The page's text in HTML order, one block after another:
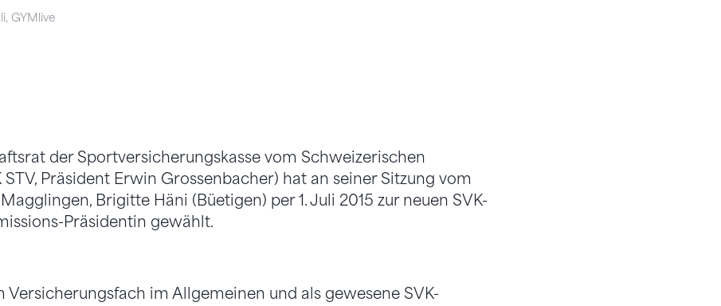
GYMlive
der Sportversicherungskasse vom Schweizerischen
STV, Präsident Erwin Grossenbacher) hat an seiner Sitzung vom
Brigitte Häni (Büetigen) per 1. Juli 2015 zur neuen SVK-
Präsidentin gewählt.
Versicherungsfach im Allgemeinen und als gewesene SVK-